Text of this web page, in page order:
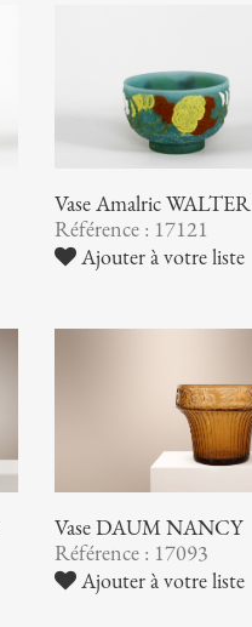
Vase Amalric WALTER
Référence : 17121
Ajouter à votre liste
Vase DAUM NANCY
Référence : 17093
Ajouter à votre liste